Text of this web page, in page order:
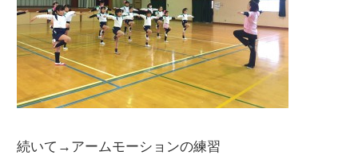
続いて→アームモーションの練習